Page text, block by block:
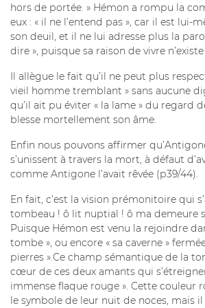
hors de portée. » Hémon a rompu la
eux : « il ne l’entend pas », car il est lui-
son deuil, et il ne lui adresse plus la
dire », puisque sa raison de vivre
Il allègue le fait qu’il ne peut plus
vieil homme tremblant » sans aucune
qu’il ait pu éviter « la lame » du regard
blesse mortellement son âme.
Enfin nous pouvons affirmer
s’unissent à travers la mort, à défaut
comme Antigone l’avait rêvée (p39/44).
En fait, c’est la vision prémonitoire qui
tombeau ! ô lit nuptial ! ô ma demeure
Puisque Hémon est venu la rejoindre
tombe », ou encore « sa caverne »
pierres ».Ce champ sémantique de la
cœur de ces deux amants qui
immense flaque rouge ». Cette couleur
le symbole de leur nuit de noces, mais